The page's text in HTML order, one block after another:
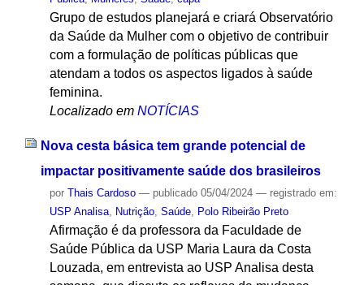
Grupo de estudos planejará e criará Observatório
da Saúde da Mulher com o objetivo de contribuir
com a formulação de políticas públicas que
atendam a todos os aspectos ligados à saúde
feminina.
Localizado em NOTÍCIAS
Nova cesta básica tem grande potencial de
impactar positivamente saúde dos brasileiros
por Thais Cardoso — publicado05/04/2024 — registrado em:
USP Analisa, Nutrição, Saúde, Polo Ribeirão Preto
Afirmação é da professora da Faculdade de
Saúde Pública da USP Maria Laura da Costa
Louzada, em entrevista ao USP Analisa desta